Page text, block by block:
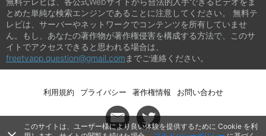
とめた単純な検索エンジンであることに注意してください。 無料テ
レビは、サーバーやネットワークでコンテンツを所有していませ
ん。もし、あなたの著作物が著作権侵害を構成する方法で、このサ
イトでアクセスできると思われる場合は、
freetvapp.question@gmail.com までご連絡ください。
利用規約 プライバシー 著作権情報 お問い合わせ
このサイトは、ユーザー様により良い体験を提供するために Cookie を利